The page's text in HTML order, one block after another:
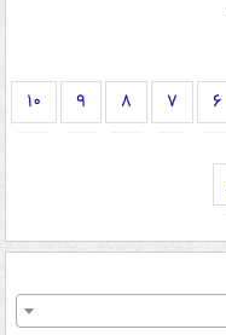
۶ ۷ ۸ ۹ ۱۰